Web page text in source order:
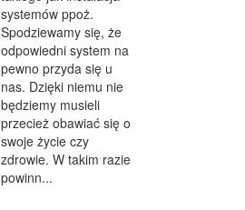
systemów ppoż.
Spodziewamy się, że
odpowiedni system na
pewno przyda się u
nas. Dzięki niemu nie
będziemy musieli
przecież obawiać się o
swoje życie czy
zdrowie. W takim razie
powinn...